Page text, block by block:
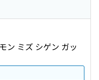
ン ミズ シゲン ガッ